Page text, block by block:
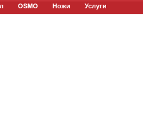
OSMO Ножи Услуги